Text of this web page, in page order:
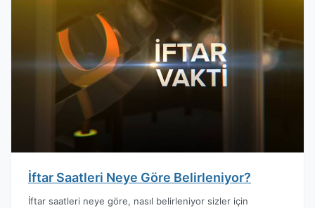
İftar Saatleri Neye Göre Belirleniyor?
İftar saatleri neye göre, nasıl belirleniyor sizler için